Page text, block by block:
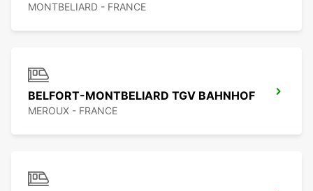
MONTBELIARD - FRANCE
BELFORT-MONTBELIARD TGV BAHNHOF
MEROUX - FRANCE